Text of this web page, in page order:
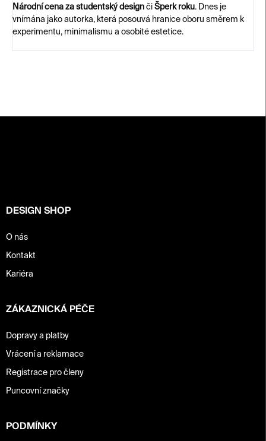
Národní cena za studentský design či Šperk roku. Dnes je
vnímána jako autorka, která posouvá hranice oboru směrem k
experimentu, minimalismu a osobité estetice.
DESIGN SHOP
O nás
Kontakt
Kariéra
ZÁKAZNICKÁ PÉČE
Dopravy a platby
Vrácení a reklamace
Registrace pro členy
Puncovní značky
PODMÍNKY